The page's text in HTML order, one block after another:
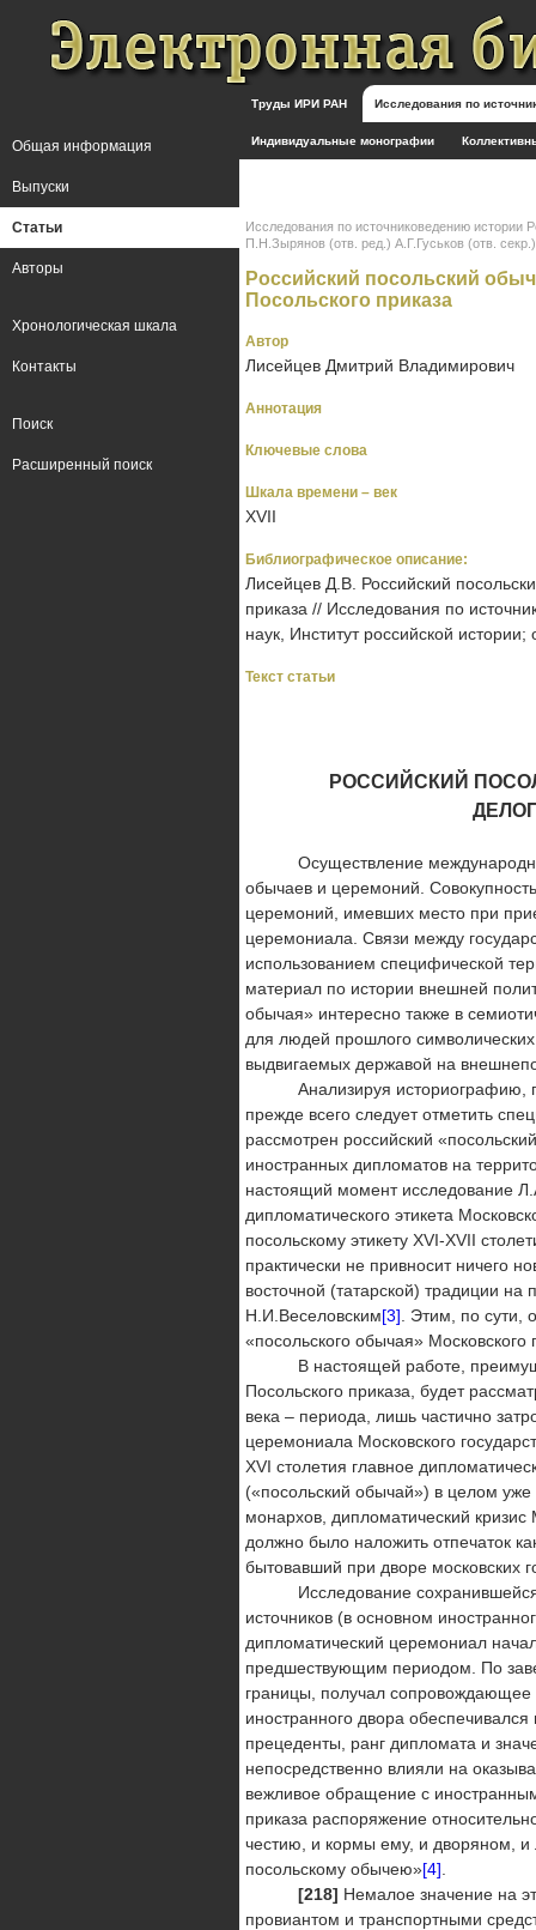
Труды ИРИ РАН Исследования по
Индивидуальные монографии
Исследования по источниковедению истории
П.Н.Зырянов (отв. ред.) А.Г.Гуськов (отв.
Российский посольский
Посольского приказа
Автор
Лисейцев Дмитрий Владимирович
Аннотация
Ключевые слова
Шкала времени – век
XVII
Библиографическое описание:
Лисейцев Д.В. Российский
приказа // Исследования по
наук, Институт российской
Текст статьи
РОССИЙСКИЙ
Осуществление международных
обычаев и церемоний.
церемоний, имевших место при
церемониала. Связи между
использованием специфической
материал по истории внешней
обычая» интересно также в
для людей прошлого
выдвигаемых державой на
Анализируя историографию,
прежде всего следует отметить
рассмотрен российский
иностранных дипломатов на
настоящий момент исследование
дипломатического этикета
посольскому этикету XVI-XVII
практически не привносит ничего
восточной (татарской) традиции
Н.И.Веселовским[3] . Этим, по сути,
«посольского обычая» Московского
В настоящей работе,
Посольского приказа, будет
века – периода, лишь частично
церемониала Московского
XVI столетия главное
(«посольский обычай») в целом
монархов, дипломатический кризис
должно было наложить отпечаток
бытовавший при дворе московских
Исследование сохранившейся
источников (в основном
дипломатический церемониал
предшествующим периодом. По
границы, получал сопровождающее
иностранного двора
прецеденты, ранг дипломата и
непосредственно влияли на
вежливое обращение с
приказа распоряжение
честию, и кормы ему, и дворяном,
посольскому обычею»[4]
[218] Немалое значение на
провиантом и транспортными
Общая информация
Выпуски
Статьи
Авторы
Хронологическая шкала
Контакты
Поиск
Расширенный поиск